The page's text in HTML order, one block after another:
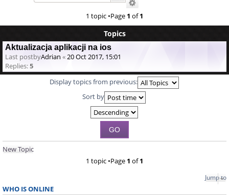
1 topic •Page 1 of1
Topics
Aktualizacja aplikacji na ios
Last postbyAdrian «20 Oct 2017, 15:01
Replies:5
Display topics from previous:
Sort by
New Topic
1 topic •Page 1 of1
Jump to
WHO IS ONLINE